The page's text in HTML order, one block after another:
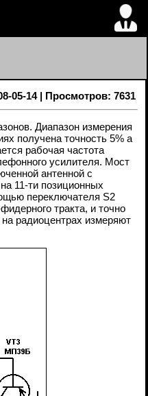
05-14 | Просмотров: 7631
Диапазон измерения
получена точность 5% а
рабочая частота
усилителя. Мост
антенной с
11-ти позиционных
переключателя S2
тракта, и точно
радиоцентрах измеряют